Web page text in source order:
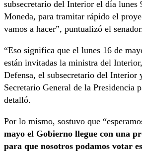
subsecretario del Interior el día lunes
Moneda, para tramitar rápido el
vamos a hacer”, puntualizó el
“Eso significa que el lunes 16 de
están invitadas la ministra del
Defensa, el subsecretario del Interior
Secretario General de la Presidencia
detalló.
Por lo mismo, sostuvo que
mayo el Gobierno llegue con una
para que nosotros podamos votar